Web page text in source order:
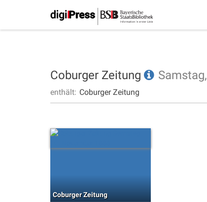
Coburger Zeitung Samstag,
enthält: Coburger Zeitung
Coburger Zeitung